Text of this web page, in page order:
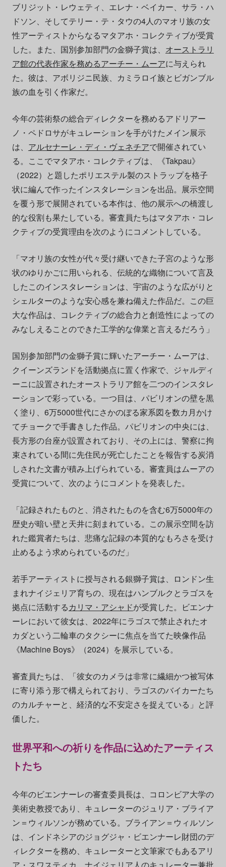
ブリジット・レウェティ、エレナ・ベイカー、サラ・ハ
ドソン、そしてテリー・テ・タウの4人のマオリ族の女
性アーティストからなるマタアホ・コレクティブが受賞
した。また、国別参加部門の金獅子賞は、 オーストラリ
ア館の代表作家を務めるアーチー・ムーアに与えられ
た。彼は、アボリジニ民族、カミラロイ族とビガンブル
族の血を引く作家だ。
今年の芸術祭の総合ディレクターを務めるアドリアー
ノ・ペドロサがキュレーションを手がけたメイン展示
は、 アルセナーレ・ディ・ヴェネチアで開催されてい
る。ここでマタアホ・コレクティブは、《Takpau》
（2022）と題したポリエステル製のストラップを格子
状に編んで作ったインスタレーションを出品。展示空間
を覆う形で展開されている本作は、他の展示への橋渡し
的な役割も果たしている。審査員たちはマタアホ・コレ
クティブの受賞理由を次のようにコメントしている。
「マオリ族の女性が代々受け継いできた子宮のような形
状のゆりかごに用いられる、伝統的な織物について言及
したこのインスタレーションは、宇宙のような広がりと
シェルターのような安心感を兼ね備えた作品だ。この巨
大な作品は、コレクティブの総合力と創造性によっての
みなしえることのできた工学的な偉業と言えるだろう」
国別参加部門の金獅子賞に輝いたアーチー・ムーアは、
クイーンズランドを活動拠点に置く作家で、ジャルディ
ーニに設置されたオーストラリア館を二つのインスタレ
ーションで彩っている。一つ目は、パビリオンの壁を黒
く塗り、6万5000世代にさかのぼる家系図を数カ月かけ
てチョークで手書きした作品。パビリオンの中央には、
長方形の台座が設置されており、その上には、警察に拘
束されている間に先住民が死亡したことを報告する炭消
しされた文書が積み上げられている。審査員はムーアの
受賞について、次のようにコメントを発表した。
「記録されたものと、消されたものを含む6万5000年の
歴史が暗い壁と天井に刻まれている。この展示空間を訪
れた鑑賞者たちは、悲痛な記録の本質的なもろさを受け
止めるよう求められているのだ」
若手アーティストに授与される銀獅子賞は、ロンドン生
まれナイジェリア育ちの、現在はハンブルクとラゴスを
拠点に活動するカリマ・アシャドが受賞した。ビエンナ
ーレにおいて彼女は、2022年にラゴスで禁止されたオ
カダという二輪車のタクシーに焦点を当てた映像作品
《Machine Boys》（2024）を展示している。
審査員たちは、「彼女のカメラは非常に繊細かつ被写体
に寄り添う形で構えられており、ラゴスのバイカーたち
のカルチャーと、経済的な不安定さを捉えている」と評
価した。
世界平和への祈りを作品に込めたアーティス
トたち
今年のビエンナーレの審査委員長は、コロンビア大学の
美術史教授であり、キュレーターのジュリア・ブライア
ン＝ウィルソンが務めている。ブライアン＝ウィルソン
は、インドネシアのジョグジャ・ビエンナーレ財団のデ
ィレクターを務め、キュレーターと文筆家でもあるアリ
ア・スワスティカ、ナイジェリア人のキュレーター兼批